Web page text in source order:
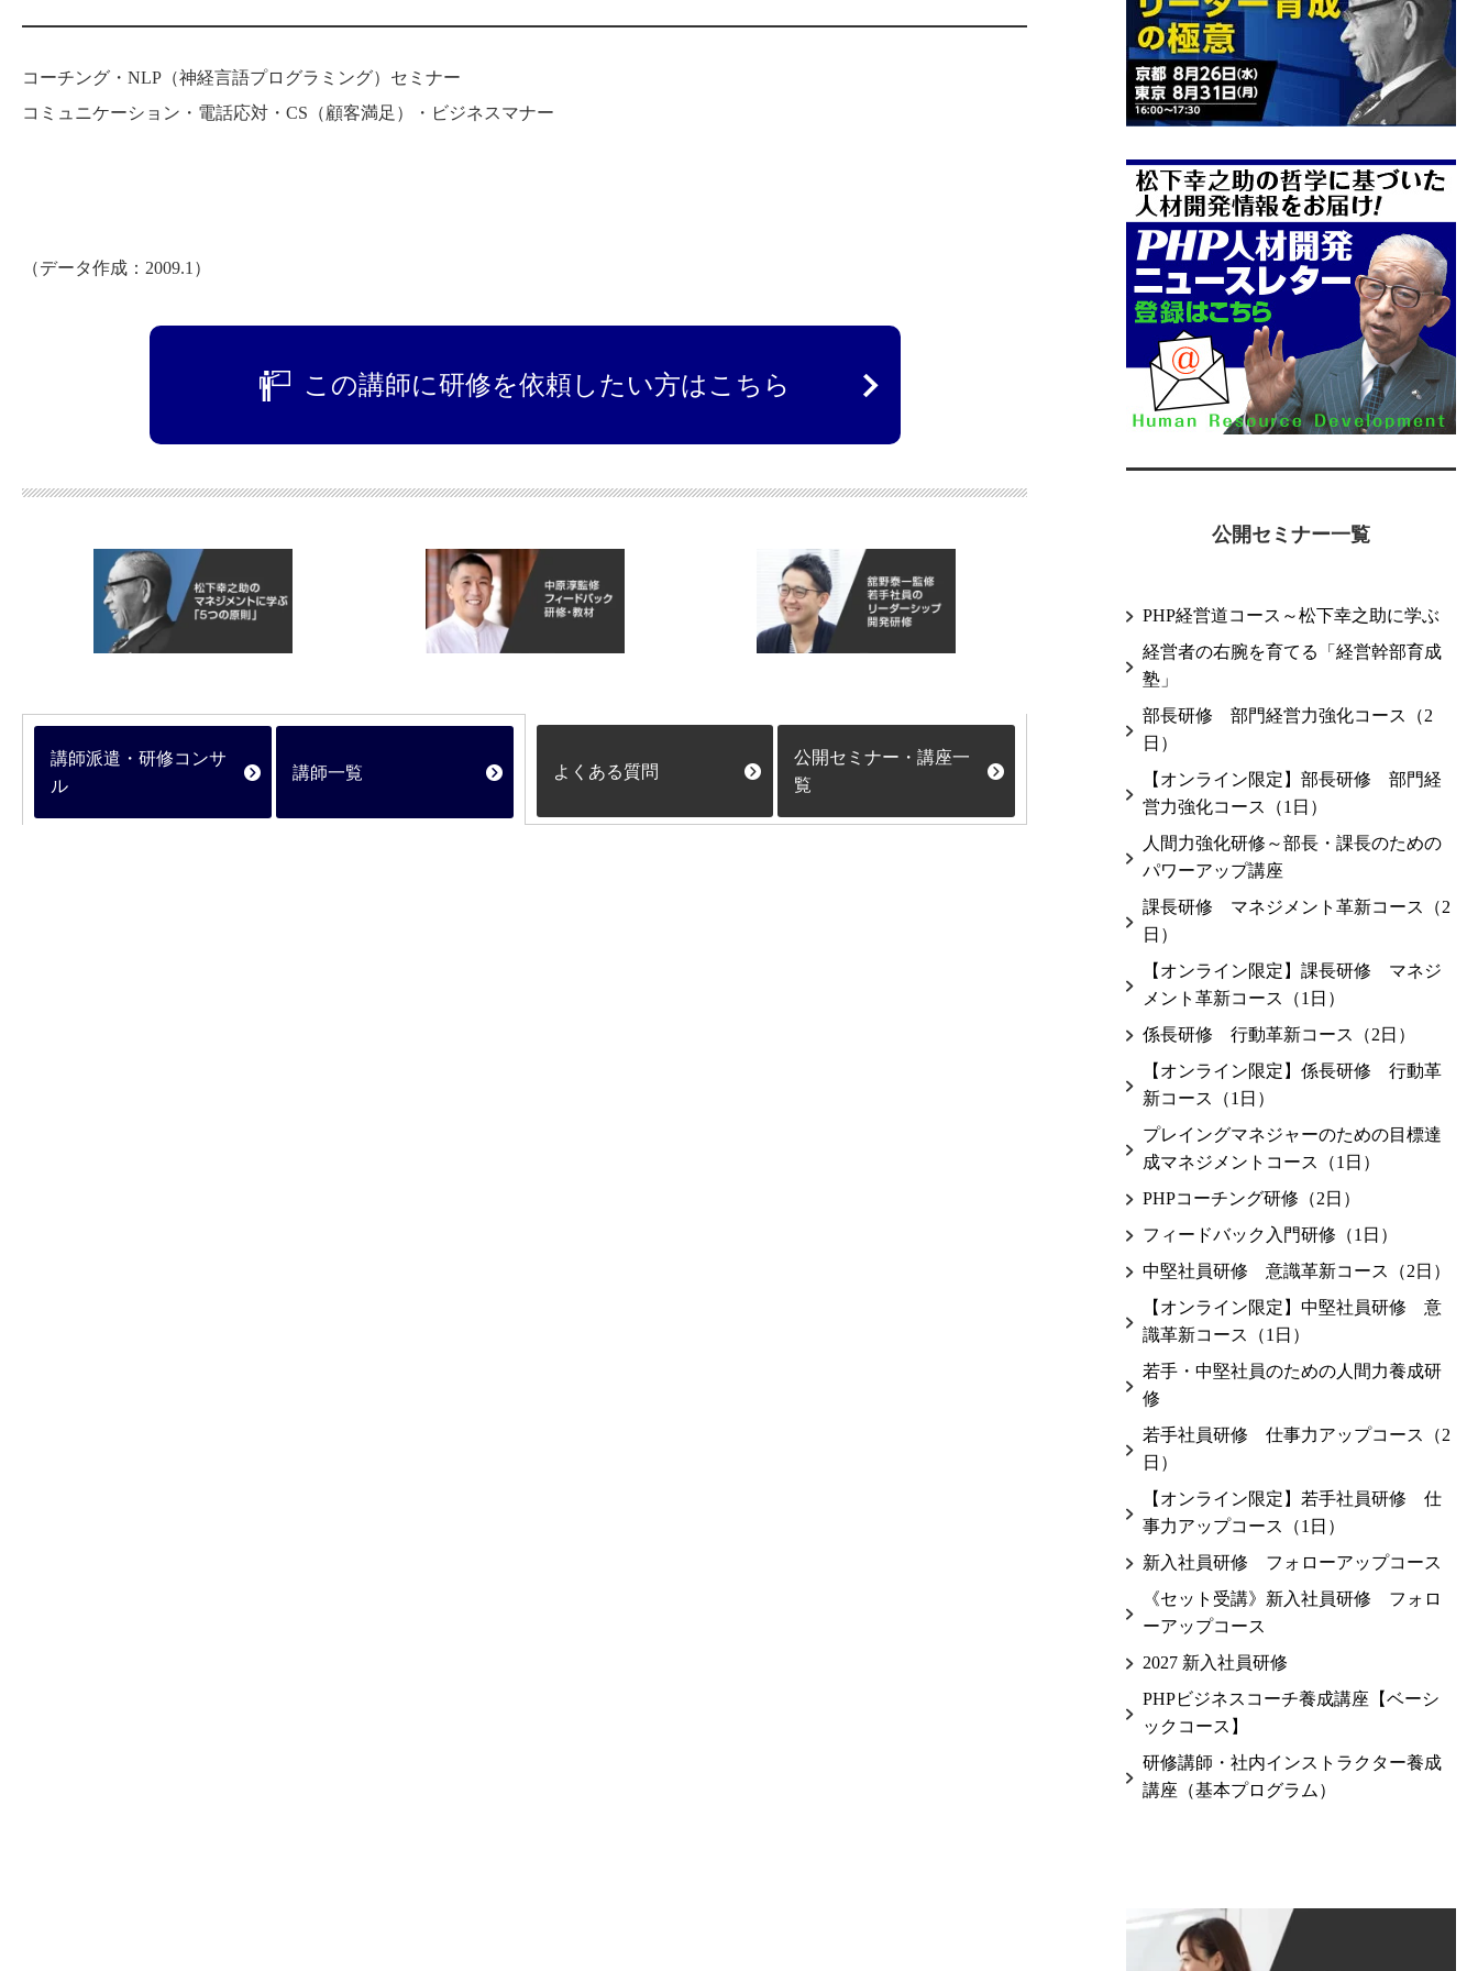
コーチング・NLP（神経言語プログラミング）セミナー
コミュニケーション・電話応対・CS（顧客満足）・ビジネスマナー
（データ作成：2009.1）
この講師に研修を依頼したい方はこちら
講師派遣・研修コンサ
ル
講師一覧 よくある質問
公開セミナー・講座一
覧
公開セミナー一覧
PHP経営道コース～松下幸之助に学ぶ
経営者の右腕を育てる「経営幹部育成
塾」
部長研修 部門経営力強化コース（2
日）
【オンライン限定】部長研修 部門経
営力強化コース（1日）
人間力強化研修～部長・課長のための
パワーアップ講座
課長研修 マネジメント革新コース（2
日）
【オンライン限定】課長研修 マネジ
メント革新コース（1日）
係長研修 行動革新コース（2日）
【オンライン限定】係長研修 行動革
新コース（1日）
プレイングマネジャーのための目標達
成マネジメントコース（1日）
PHPコーチング研修（2日）
フィードバック入門研修（1日）
中堅社員研修 意識革新コース（2日）
【オンライン限定】中堅社員研修 意
識革新コース（1日）
若手・中堅社員のための人間力養成研
修
若手社員研修 仕事力アップコース（2
日）
【オンライン限定】若手社員研修 仕
事力アップコース（1日）
新入社員研修 フォローアップコース
《セット受講》新入社員研修 フォロ
ーアップコース
2027 新入社員研修
PHPビジネスコーチ養成講座【ベーシ
ックコース】
研修講師・社内インストラクター養成
講座（基本プログラム）